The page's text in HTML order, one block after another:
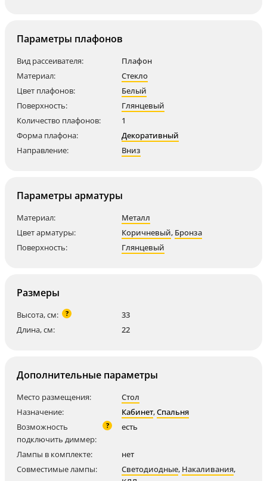
Параметры плафонов
Вид рассеивателя:
Плафон
Материал:
Стекло
Цвет плафонов:
Белый
Поверхность:
Глянцевый
Количество плафонов:
1
Форма плафона:
Декоративный
Направление:
Вниз
Параметры арматуры
Материал:
Металл
Цвет арматуры:
Коричневый, Бронза
Поверхность:
Глянцевый
Размеры
Высота, см: ?
33
Длина, см:
22
Дополнительные параметры
Место размещения:
Стол
Назначение:
Кабинет,Спальня
Возможность
подключить диммер:
? есть
Лампы в комплекте:
нет
Совместимые лампы:
Светодиодные, Накаливания,